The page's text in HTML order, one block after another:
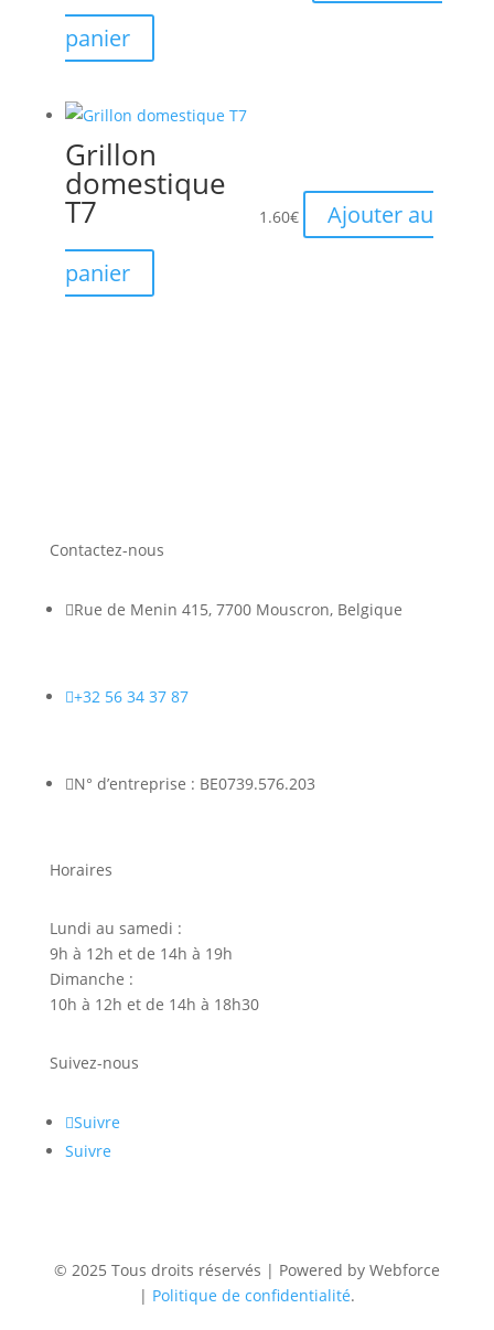
panier
Grillon
domestique
T7 1.60€
Ajouter au
panier
Contactez-nous
Rue de Menin 415, 7700 Mouscron, Belgique
+32 56 34 37 87
N° d’entreprise : BE0739.576.203
Horaires
Lundi au samedi :
9h à 12h et de 14h à 19h
Dimanche :
10h à 12h et de 14h à 18h30
Suivez-nous
Suivre
Suivre
© 2025 Tous droits réservés | Powered by Webforce
| Politique de confidentialité.